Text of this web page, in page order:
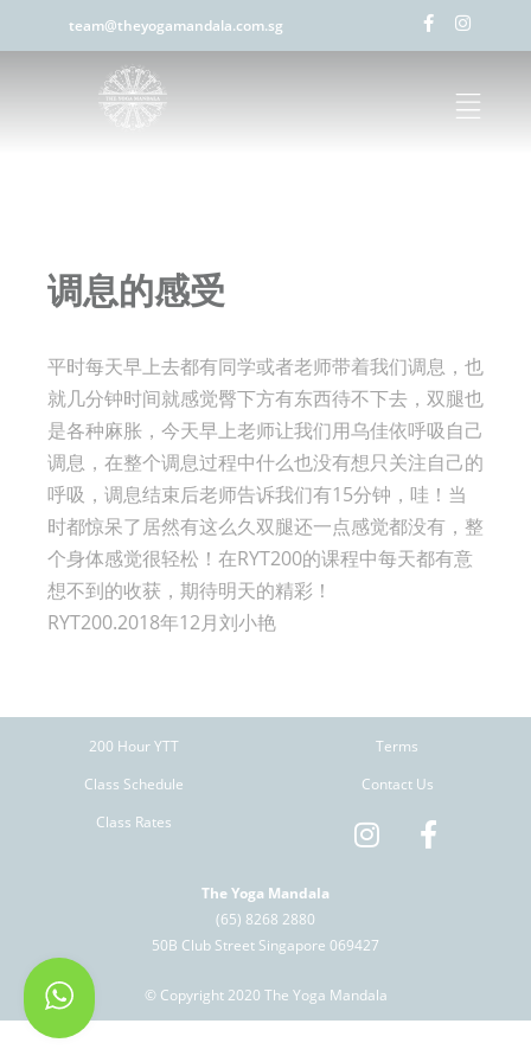
team@theyogamandala.com.sg
调息的感受
平时每天早上去都有同学或者老师带着我们调息，也
就几分钟时间就感觉臀下方有东西待不下去，双腿也
是各种麻胀，今天早上老师让我们用乌佳依呼吸自己
调息，在整个调息过程中什么也没有想只关注自己的
呼吸，调息结束后老师告诉我们有15分钟，哇！当
时都惊呆了居然有这么久双腿还一点感觉都没有，整
个身体感觉很轻松！在RYT200的课程中每天都有意
想不到的收获，期待明天的精彩！
RYT200.2018年12月刘小艳
200 Hour YTT
Class Schedule
Class Rates
Terms
Contact Us
The Yoga Mandala
(65) 8268 2880
50B Club Street Singapore 069427
© Copyright 2020 The Yoga Mandala